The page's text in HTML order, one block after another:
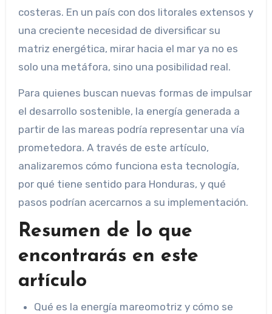
costeras. En un país con dos litorales extensos y
una creciente necesidad de diversificar su
matriz energética, mirar hacia el mar ya no es
solo una metáfora, sino una posibilidad real.
Para quienes buscan nuevas formas de impulsar
el desarrollo sostenible, la energía generada a
partir de las mareas podría representar una vía
prometedora. A través de este artículo,
analizaremos cómo funciona esta tecnología,
por qué tiene sentido para Honduras, y qué
pasos podrían acercarnos a su implementación.
Resumen de lo que
encontrarás en este
artículo
Qué es la energía mareomotriz y cómo se